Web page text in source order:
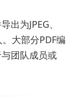
出为JPEG、
大部分PDF编
团队成员或